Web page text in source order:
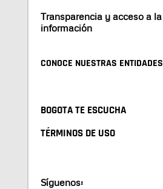
Transparencia y acceso a la
información
CONOCE NUESTRAS ENTIDADES
BOGOTA TE ESCUCHA
TÉRMINOS DE USO
Síguenos: